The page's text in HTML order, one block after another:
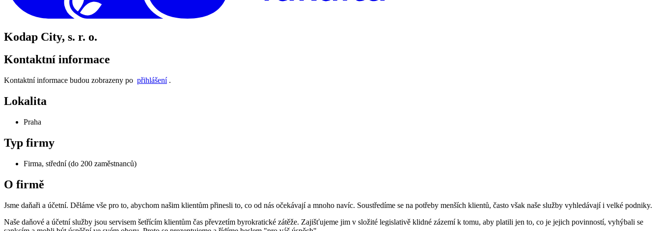
Kodap City, s. r. o.
Kontaktní informace
Kontaktní informace budou zobrazeny po přihlášení.
Lokalita
Praha
Typ firmy
Firma, střední (do 200 zaměstnanců)
O firmě
Jsme daňaři a účetní. Děláme vše pro to, abychom našim klientům přinesli to, co od nás očekávají a mnoho navíc. Soustředíme se na potřeby menších klientů, často však naše služby vyhledávají i velké podniky.
Naše daňové a účetní služby jsou servisem šetřícím klientům čas převzetím byrokratické zátěže. Zajišťujeme jim v složité legislativě klidné zázemí k tomu, aby platili jen to, co je jejich povinností, vyhýbali se